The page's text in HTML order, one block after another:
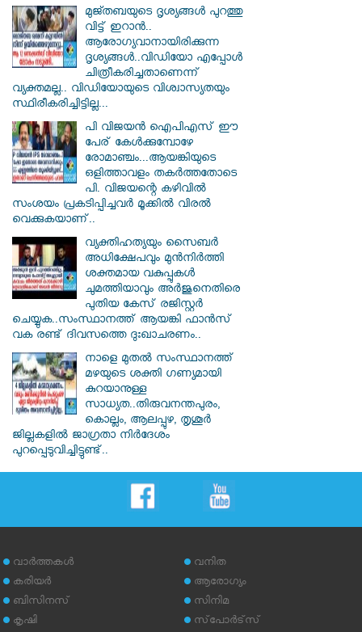
മുജ്തബയുടെ ദൃശ്യങ്ങൾ പുറത്തു
വിട്ട് ഇറാൻ..
ആരോഗ്യവാനായിരിക്കുന്ന
ദൃശ്യങ്ങൾ..വിഡിയോ എപ്പോൾ
ചിത്രീകരിച്ചതാണെന്ന്
വ്യക്തമല്ല.. വിഡിയോയുടെ വിശ്വാസ്യതയും
സ്ഥിരീകരിച്ചിട്ടില്ല...
പി വിജയന്‍ ഐപിഎസ് ഈ
പേര് കേൾക്കുമ്പോഴേ
രോമാഞ്ചം...ആയങ്കിയുടെ
ഒളിത്താവളം തകര്‍ത്തതോടെ
പി. വിജയന്റെ കഴിവില്‍
സംശയം പ്രകടിപ്പിച്ചവര്‍ മൂക്കില്‍ വിരല്‍
വെക്കുകയാണ്..
വ്യക്തിഹത്യയും സൈബര്‍
അധിക്ഷേപവും മുന്‍നിര്‍ത്തി
ശക്തമായ വകുപ്പുകള്‍
ചുമത്തിയാവും അർജുനെതിരെ
പുതിയ കേസ് രജിസ്റ്റര്‍
ചെയ്യുക..സംസ്ഥാനത്ത് ആയങ്കി ഫാൻസ്
വക രണ്ട് ദിവസത്തെ ദുഃഖാചരണം..
നാളെ മുതൽ സംസ്ഥാനത്ത്
മഴയുടെ ശക്തി ഗണ്യമായി
കുറയാനുള്ള
സാധ്യത..തിരുവനന്തപുരം,
കൊല്ലം, ആലപ്പുഴ, തൃശൂർ
ജില്ലകളിൽ ജാഗ്രതാ നിർദേശം
പുറപ്പെടുവിച്ചിട്ടുണ്ട്..
വാര്‍ത്തകള്‍
കരിയര്‍
ബിസിനസ്
കൃഷി
വനിത
ആരോഗ്യം
സിനിമ
സ്‌പോര്‍ട്‌സ്